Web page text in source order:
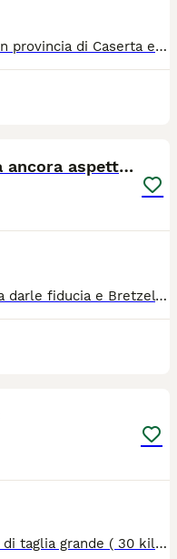
Olivia, una cucciola abbandonata in provincia di Caserta e tutt'ora si trova li salvata da una signora.. È una mix bassottina con il corpo lungo e orecchie da segugetta.. Tigrata, dolcissima e giocherellona.. Adottabile in tutta la Campania e centro nord Italia dopo il pre affido con la staffetta.. Obbligo sterilizzazione.. Sarete accompagnati per un'adozione consapevole per la sicurezza, gestione e benessere del proprio cane
BRETZEL 💖 la felicità la sta ancora aspettando
All’inizio è un po’ timida, poi basta darle fiducia e Bretzel mostra tutta la dolcezza che custodisce nel suo cuore. 💖 BRETZEL 💖 CERCA CASA 💖 Cercasi amanti dei cani belli, coccolosi e dal cuore d'oro 🥰 perché Bretzel è una cagnolina speciale, tranquilla, un po' timida all'inizio ma che si scioglie come un cubetto di zucchero al sole ☀️ Bretzel aspetta da troppo troppo tempo una famiglia - per favore condividete il suo post - vogliamo regalarle la felicità 🫂 🥨 1 anno 🥨 futura taglia medio-grande 🥨 verrà affidata vaccinata, sverminata e microchippata 🚐 Bretzel arriverà direttamente dalla Calabria da voi tramite pre-affido conoscitivo positivo e questionario 🚐 ⚠️ Si precisa che richiediamo un piccolo rimborso spese che serve per coprire i costi del microchip, dei vaccini, della sverminazione e della staffetta che la porterà da voi 😊 👉 Per più informazioni su Bretzel (solo whatsapp): 📲 340 726 9241 Dominique 📲 334 301 9914 Greta 📩 Mail: irandagidiisoladicaporizzuto@gmail.com 💬 Facebook Messenger e Instagram direct
OSLO è un dolcissimo cucciolone di taglia grande ( 30 kili circa) Nato il 30 giugno 2024..... Ha visto andar via tutti i fratellini e anche la mamma Luna .... lui è rimasto nel box in attesa che qualcuno si accorga di lui Affettuoso e buono, NON MERITA DI CRESCERE IN UN BOX CHI VUOLE SALVARLO? Si trova in pr di frosinone, adottabile al nord e centro iTalia, con vaccini e chip Adozione seria e consapevole, OSLO dovrà essere parte integrante della famiglia Se interessati scrivete una piccola presentazione su whzz app 3772368159 3204847756